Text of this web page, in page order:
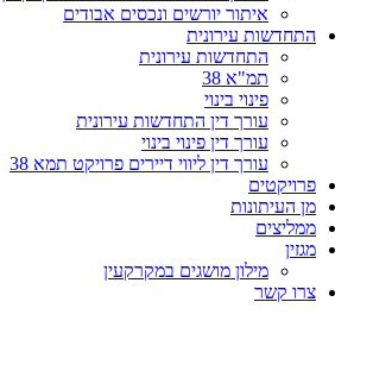
איתור יורשים ונכסים אבודים
התחדשות עירונית
התחדשות עירונית
תמ"א 38
פינוי בינוי
עורך דין התחדשות עירונית
עורך דין פינוי בינוי
עורך דין ליווי דיירים פרויקט תמא 38
פרויקטים
מן העיתונות
ממליצים
מגזין
מילון מושגים במקרקעין
צרו קשר